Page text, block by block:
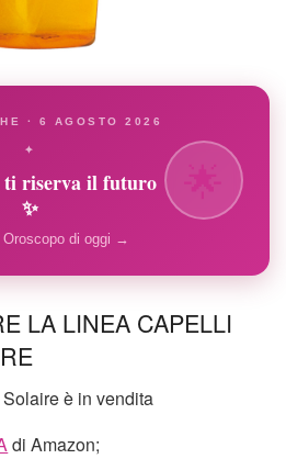
· 6 AGOSTO 2026
✦
ti riserva il futuro
✨
Oroscopo di oggi →
LA LINEA CAPELLI
è in vendita
di Amazon;